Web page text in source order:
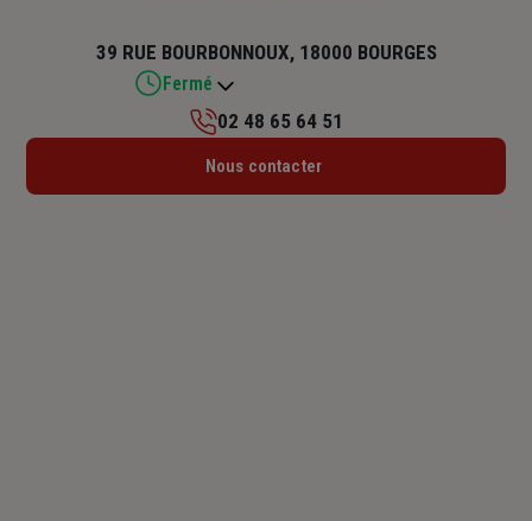
39 RUE BOURBONNOUX, 18000 BOURGES
Fermé
Lundi : 09h – 12h / 14h – 18h
02 48 65 64 51
Nous contacter